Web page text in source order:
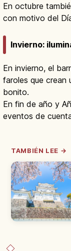
En octubre
con motivo del
Invierno:
En invierno, el
faroles que crean
bonito.
En fin de año y
eventos de
TAMBIÉN LEE →